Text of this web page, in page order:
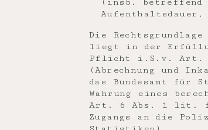
(insb. betreffend
Aufenthaltsdauer,
Die
liegt in der
Pflicht i.S.v. Art. 6
(Abrechnung und
das Bundesamt für
Wahrung eines
Art. 6 Abs. 1 lit. f
Zugangs an die